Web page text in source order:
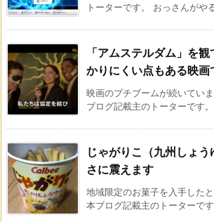
トーターです。 おっさんがや
「アムステルダム」を
かりにくい点もある映画
映画のプチブームが続いてい
ブログ記載主のトーターです
じゃがりこ（九州しょう
さに震えます
地域限定のお菓子を入手した
本ブログ記載主のトーターで